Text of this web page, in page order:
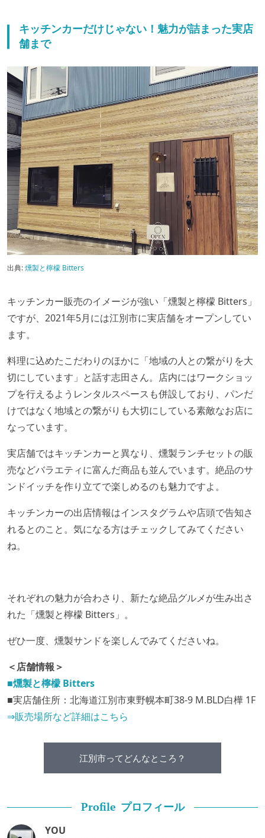
キッチンカーだけじゃない！魅力が詰まった実店
舗まで
出典:燻製と檸檬 Bitters
キッチンカー販売のイメージが強い「燻製と檸檬 Bitters」
ですが、2021年5月には江別市に実店舗をオープンしてい
ます。
料理に込めたこだわりのほかに「地域の人との繋がりを大
切にしています」と話す志田さん。店内にはワークショッ
プを行えるようレンタルスペースも併設しており、パンだ
けではなく地域との繋がりも大切にしている素敵なお店に
なっています。
実店舗ではキッチンカーと異なり、燻製ランチセットの販
売などバラエティに富んだ商品も並んでいます。絶品のサ
ンドイッチを作り立てで楽しめるのも魅力ですよ。
キッチンカーの出店情報はインスタグラムや店頭で告知さ
れるとのこと。気になる方はチェックしてみてください
ね。
それぞれの魅力が合わさり、新たな絶品グルメが生み出さ
れた「燻製と檸檬 Bitters」。
ぜひ一度、燻製サンドを楽しんでみてくださいね。
＜店舗情報＞
■燻製と檸檬 Bitters
■実店舗住所：北海道江別市東野幌本町38-9 M.BLD白樺 1F
⇒販売場所など詳細はこちら
江別市ってどんなところ？
Profile プロフィール
YOU